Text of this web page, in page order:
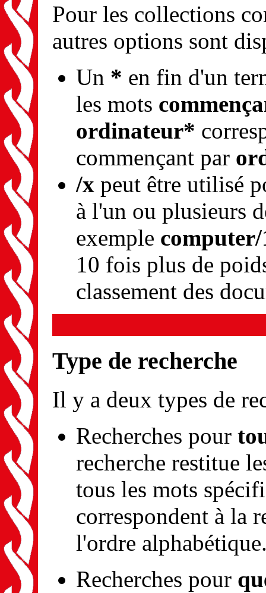
Pour les collections
autres options sont
Un * en fin d'un
les mots
ordinateur*
commençant par
/x peut être utilisé
à l'un ou plusieurs
exemple computer/
10 fois plus de
classement des
Type de recherche
Il y a deux types de
Recherches pour
recherche restitue
tous les mots
correspondent à la
l'ordre
Recherches pour